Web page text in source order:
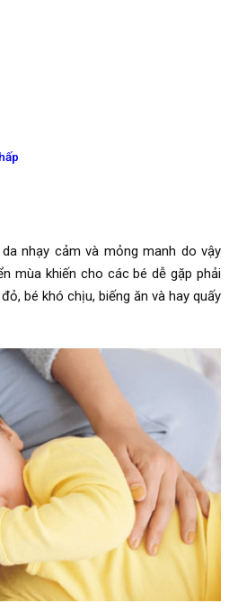
nhạy cảm và mỏng manh do vậy
mùa khiến cho các bé dễ gặp phải
bé khó chịu, biếng ăn và hay quấy